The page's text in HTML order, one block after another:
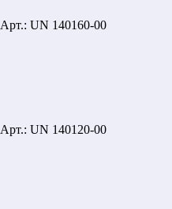
Арт.: UN 140160-00
Арт.: UN 140120-00